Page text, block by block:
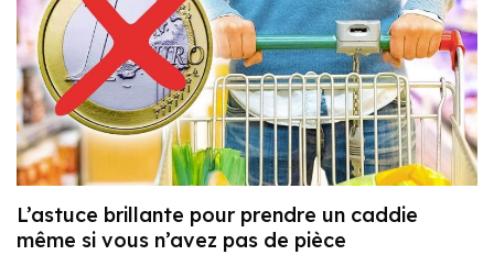
L’astuce brillante pour prendre un caddie
même si vous n’avez pas de pièce